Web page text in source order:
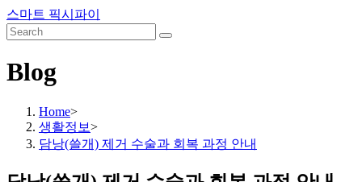
Skip
to
content
스마트 픽시파이
Blog
Home>
생활정보>
담낭(쓸개) 제거 수술과 회복 과정 안내